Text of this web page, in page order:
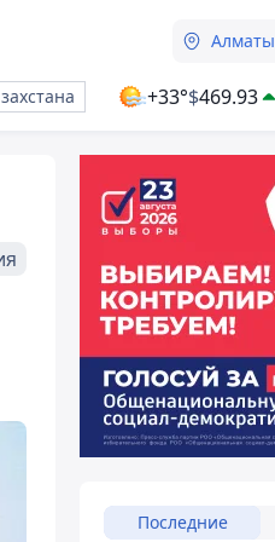
Алматы
+33°$469.93
Последние